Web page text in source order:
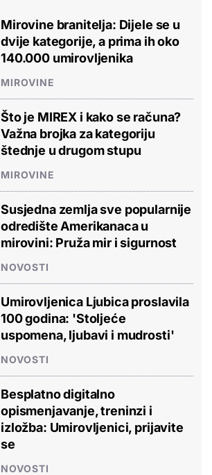
Mirovine branitelja: Dijele se u
dvije kategorije, a prima ih oko
140.000 umirovljenika
MIROVINE
Što je MIREX i kako se računa?
Važna brojka za kategoriju
štednje u drugom stupu
MIROVINE
Susjedna zemlja sve popularnije
odredište Amerikanaca u
mirovini: Pruža mir i sigurnost
NOVOSTI
Umirovljenica Ljubica proslavila
100 godina: 'Stoljeće
uspomena, ljubavi i mudrosti'
NOVOSTI
Besplatno digitalno
opismenjavanje, treninzi i
izložba: Umirovljenici, prijavite
se
NOVOSTI